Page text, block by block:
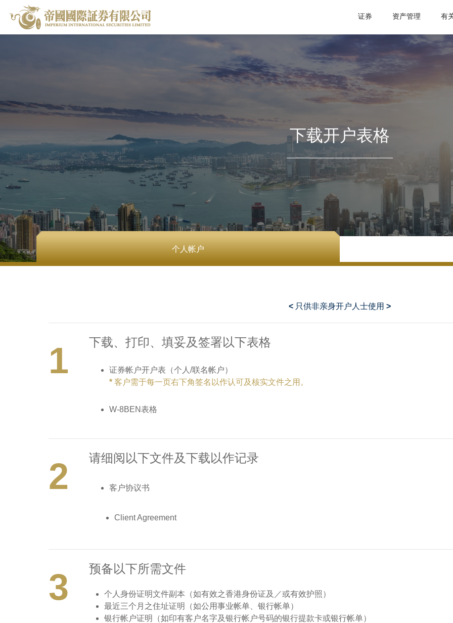
证券 资产管理 有
下载开户表格
个人帐户
< 只供非亲身开户人士使用 >
1 下载、打印、填妥及签署以下表格
证券帐户开户表（个人/联名帐户）
* 客户需于每一页右下角签名以作认可及核实文件之用。
W-8BEN表格
2 请细阅以下文件及下载以作记录
客户协议书
Client Agreement
3 预备以下所需文件
个人身份证明文件副本（如有效之香港身份证及／或有效护照）
最近三个月之住址证明（如公用事业帐单、银行帐单）
银行帐户证明（如印有客户名字及银行帐户号码的银行提款卡或银行帐单）